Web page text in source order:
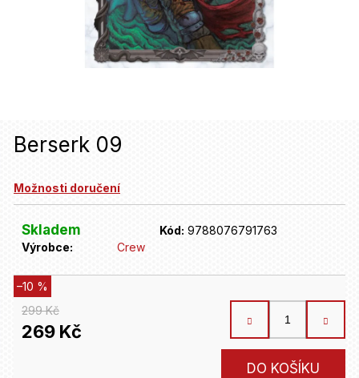
Berserk 09
Možnosti doručení
Skladem Kód: 9788076791763
Výrobce:
Crew
299 Kč
–10 %
269 Kč
DO KOŠÍKU
n
j
?
HLEDAT